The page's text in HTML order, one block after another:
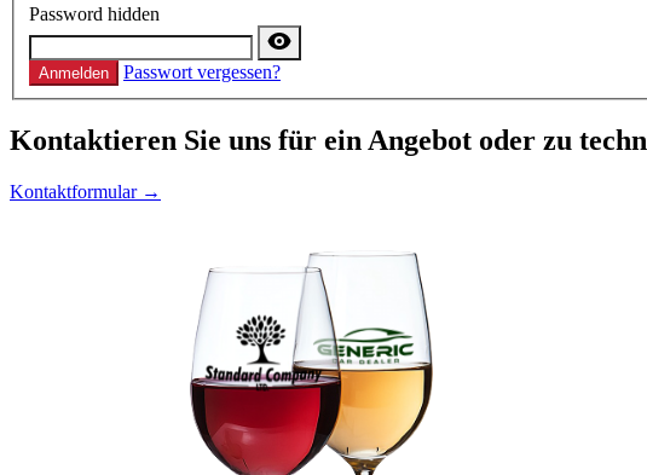
Password hidden
Anmelden Passwort vergessen?
Kontaktieren Sie uns für ein Angebot oder zu
Kontaktformular →